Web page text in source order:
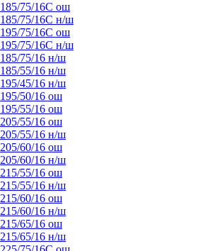
185/75/16С ош
185/75/16С н/ш
195/75/16С ош
195/75/16С н/ш
185/75/16 н/ш
185/55/16 н/ш
195/45/16 н/ш
195/50/16 ош
195/55/16 ош
205/55/16 ош
205/55/16 н/ш
205/60/16 ош
205/60/16 н/ш
215/55/16 ош
215/55/16 н/ш
215/60/16 ош
215/60/16 н/ш
215/65/16 ош
215/65/16 н/ш